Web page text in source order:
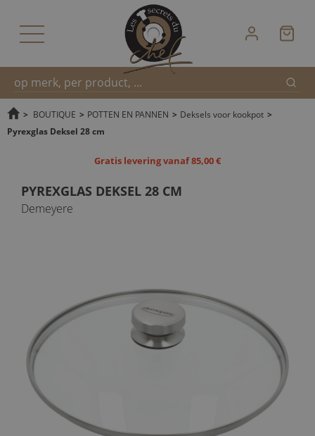
Snel
> BOUTIQUE > POTTEN EN PANNEN > Deksels voor kookpot >
Pyrexglas Deksel 28 cm
Gratis levering vanaf 85,00 €
PYREXGLAS DEKSEL 28 CM
Demeyere